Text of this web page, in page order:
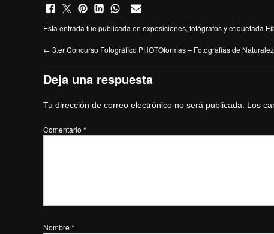
Esta entrada fue publicada en exposiciones, fotógrafosy etiquetada
← 3.er Concurso Fotográfico PHOTOformas – Fotografías de
Deja una respuesta
Tu dirección de correo electrónico no será publicada. Los
Comentario *
Nombre *